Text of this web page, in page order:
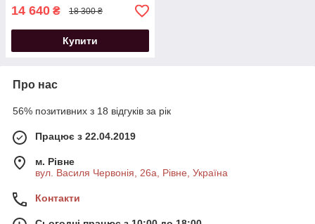
14 640 ₴ 18 300 ₴
Купити
Про нас
56% позитивних з 18 відгуків за рік
Працює з 22.04.2019
м. Рівне
вул. Василя Червонія, 26а, Рівне, Україна
Контакти